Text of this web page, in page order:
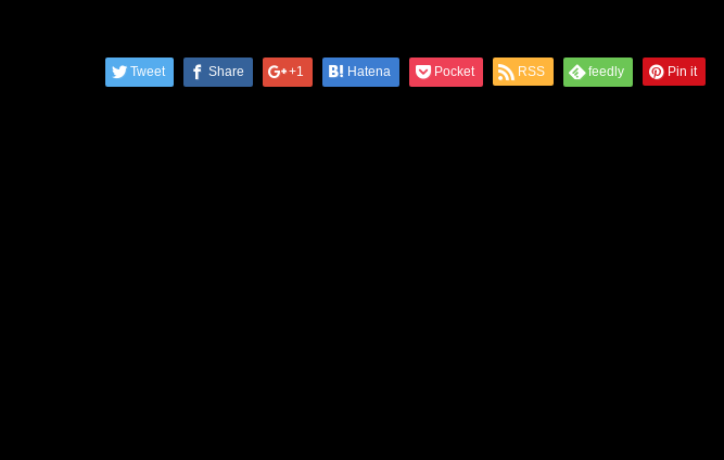
Tweet Share +1 Hatena Pocket RSS feedly Pin it